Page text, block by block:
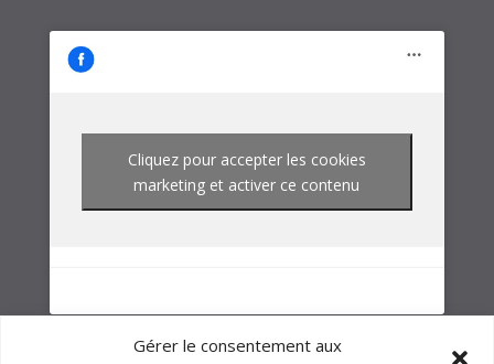
Gérer le consentement aux